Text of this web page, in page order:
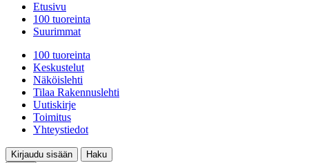
Etusivu
100 tuoreinta
Suurimmat
100 tuoreinta
Keskustelut
Näköislehti
Tilaa Rakennuslehti
Uutiskirje
Toimitus
Yhteystiedot
Kirjaudu sisään
Haku